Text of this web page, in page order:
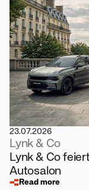
23.07.2026
Lynk & Co
Lynk & Co
Autosalon
Read more